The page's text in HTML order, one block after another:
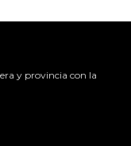
y provincia con la